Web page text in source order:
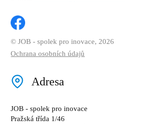
© JOB - spolek pro inovace, 2026
Ochrana osobních údajů
Adresa
JOB - spolek pro inovace
Pražská třída 1/46